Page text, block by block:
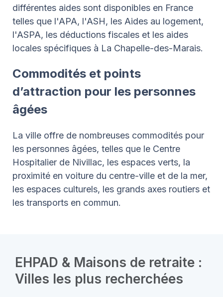
différentes aides sont disponibles en France
telles que l'APA, l'ASH, les Aides au logement,
l'ASPA, les déductions fiscales et les aides
locales spécifiques à La Chapelle-des-Marais.
Commodités et points
d’attraction pour les personnes
âgées
La ville offre de nombreuses commodités pour
les personnes âgées, telles que le Centre
Hospitalier de Nivillac, les espaces verts, la
proximité en voiture du centre-ville et de la mer,
les espaces culturels, les grands axes routiers et
les transports en commun.
EHPAD & Maisons de retraite :
Villes les plus recherchées